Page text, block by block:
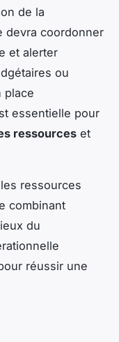
de la
devra coordonner
et alerter
ou
place
essentielle pour
ressources et
ressources
combinant
du
réussir une